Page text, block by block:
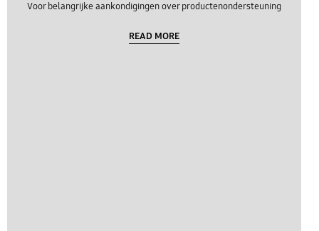
Voor belangrijke aankondigingen over productenondersteuning
READ MORE